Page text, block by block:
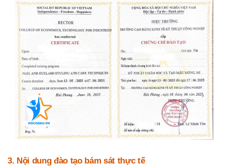
3. Nội dung đào tạo bám sát thực tế